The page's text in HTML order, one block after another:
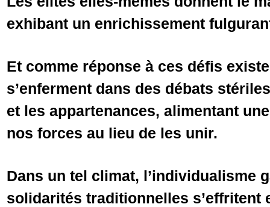
exhibant un enrichissement
Et comme réponse à ces défis
s’enferment dans des débats
et les appartenances, alimentant
nos forces au lieu de les unir.
Dans un tel climat, l’individualisme
solidarités traditionnelles s’effritent